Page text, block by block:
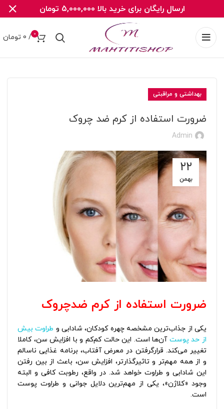
0
/
0 تومان
بهداشتی و مراقبتی
ضرورت استفاده از کرم ضد چروک
Admin
۲۲
بهمن
ضرورت استفاده از کرم ضدچروک
یکی از جذاب‌ترین مشخصه چهره کودکان، شادابی و طراوت بیش‌
از حد پوست آن‌ها است. این حالت کم‌کم و با افزایش سن، کاملا
تغییر می‌کند. قرارگرفتن در معرض آفتاب، برنامه غذایی ناسالم
و از همه مهم‌تر و تاثیرگذارتر، افزایش سن، باعث از بین رفتن
این شادابی و طراوت خواهد شد. در واقع، رطوبت کافی و البته
وجود «کلاژن»، یکی از مهم‌ترین دلایل جوانی و طراوت پوست
است.
ارسال رایگان برای خرید بالا 5,000,000 تومان